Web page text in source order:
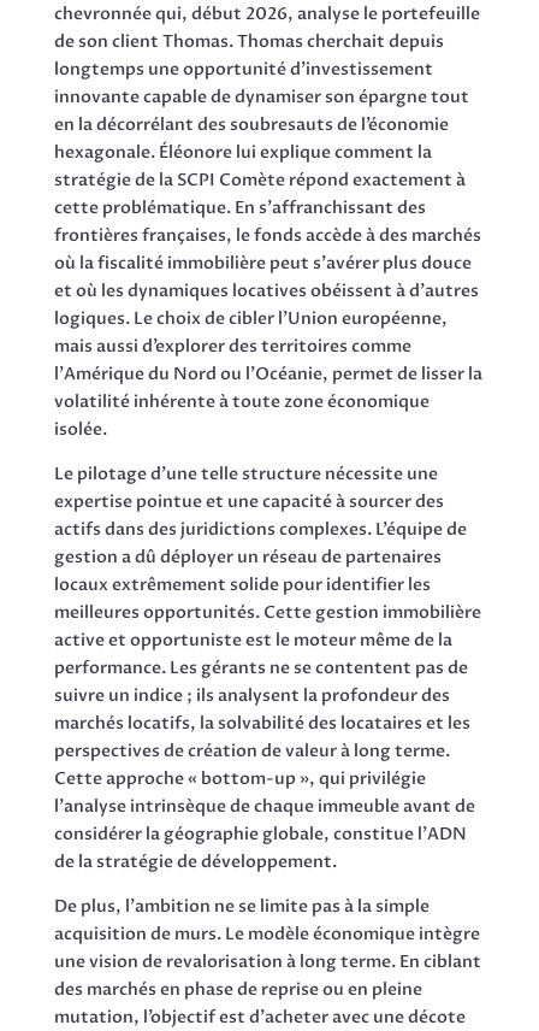
chevronnée qui, début 2026, analyse le portefeuille
de son client Thomas. Thomas cherchait depuis
longtemps une opportunité d’investissement
innovante capable de dynamiser son épargne tout
en la décorrélant des soubresauts de l’économie
hexagonale. Éléonore lui explique comment la
stratégie de la SCPI Comète répond exactement à
cette problématique. En s’affranchissant des
frontières françaises, le fonds accède à des marchés
où la fiscalité immobilière peut s’avérer plus douce
et où les dynamiques locatives obéissent à d’autres
logiques. Le choix de cibler l’Union européenne,
mais aussi d’explorer des territoires comme
l’Amérique du Nord ou l’Océanie, permet de lisser la
volatilité inhérente à toute zone économique
isolée.
Le pilotage d’une telle structure nécessite une
expertise pointue et une capacité à sourcer des
actifs dans des juridictions complexes. L’équipe de
gestion a dû déployer un réseau de partenaires
locaux extrêmement solide pour identifier les
meilleures opportunités. Cette gestion immobilière
active et opportuniste est le moteur même de la
performance. Les gérants ne se contentent pas de
suivre un indice ; ils analysent la profondeur des
marchés locatifs, la solvabilité des locataires et les
perspectives de création de valeur à long terme.
Cette approche « bottom-up », qui privilégie
l’analyse intrinsèque de chaque immeuble avant de
considérer la géographie globale, constitue l’ADN
de la stratégie de développement.
De plus, l’ambition ne se limite pas à la simple
acquisition de murs. Le modèle économique intègre
une vision de revalorisation à long terme. En ciblant
des marchés en phase de reprise ou en pleine
mutation, l’objectif est d’acheter avec une décote